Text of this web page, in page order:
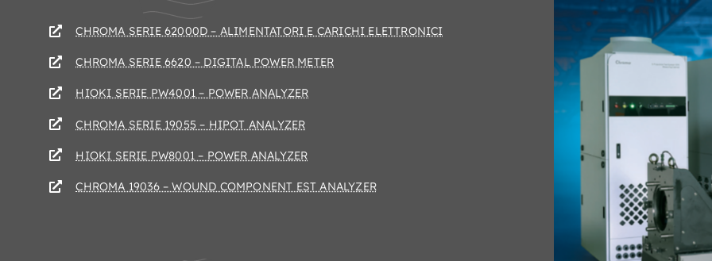
CHROMA SERIE 62000D – ALIMENTATORI E CARICHI ELETTRONICI
CHROMA SERIE 6620 – DIGITAL POWER METER
HIOKI SERIE PW4001 – POWER ANALYZER
CHROMA SERIE 19055 – HIPOT ANALYZER
HIOKI SERIE PW8001 – POWER ANALYZER
CHROMA 19036 – WOUND COMPONENT EST ANALYZER